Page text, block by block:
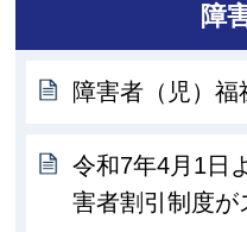
障
障害者（児）福
令和7年4月1日
害者割引制度が